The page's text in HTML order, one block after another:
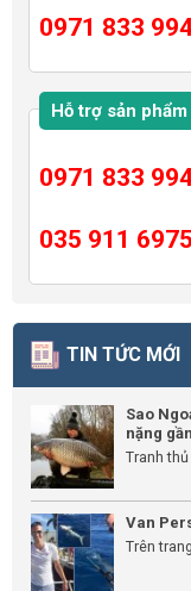
0971 833
Hỗ trợ sản phẩm
0971 833
035 911 6975
TIN TỨC MỚI
Sao
nặng
Tranh
Van
Trên